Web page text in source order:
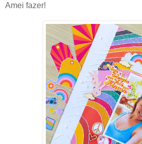
Amei fazer!